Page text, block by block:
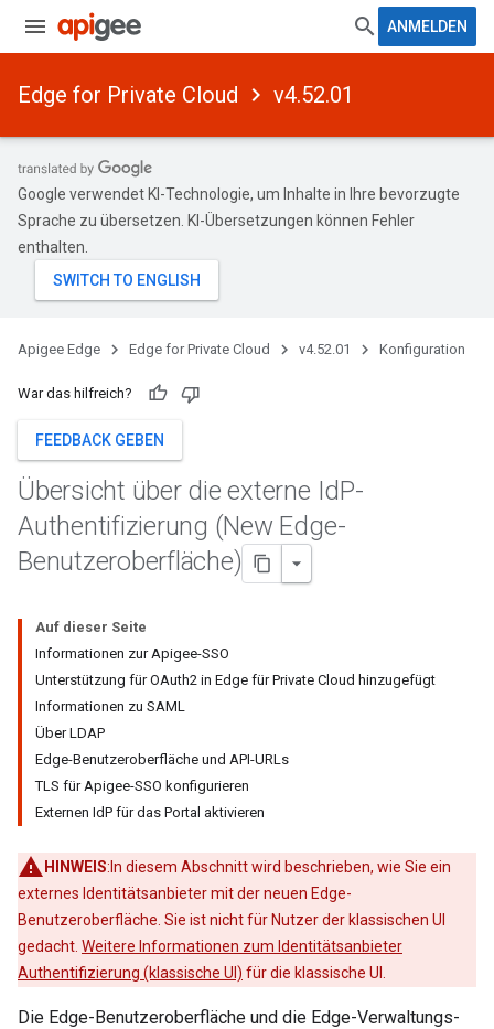
ANMELDEN
Edge for Private Cloud v4.52.01
Google verwendet KI-Technologie, um Inhalte in Ihre bevorzugte
Sprache zu übersetzen. KI-Übersetzungen können Fehler
enthalten.
Apigee Edge Edge for Private Cloud v4.52.01 Konfiguration
War das hilfreich?
FEEDBACK GEBEN
Übersicht über die externe IdP-
Authentifizierung (New Edge-
Benutzeroberfläche)
Auf dieser Seite
Informationen zur Apigee-SSO
Unterstützung für OAuth2 in Edge für Private Cloud hinzugefügt
Informationen zu SAML
Über LDAP
Edge-Benutzeroberfläche und API-URLs
TLS für Apigee-SSO konfigurieren
Externen IdP für das Portal aktivieren
HINWEIS:In diesem Abschnitt wird beschrieben, wie Sie ein
externes Identitätsanbieter mit der neuen Edge-
Benutzeroberfläche. Sie ist nicht für Nutzer der klassischen UI
gedacht. Weitere Informationen zum Identitätsanbieter
Authentifizierung (klassische UI) für die klassische UI.
Die Edge-Benutzeroberfläche und die Edge-Verwaltungs-